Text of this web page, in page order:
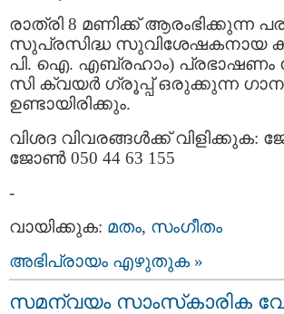
രാത്രി 8 മണിക്ക് ആരംഭിക്കുന്ന
സുപ്രസിദ്ധ സുവിശേഷകനായ
പി. ഐ. എബ്രഹാം) പ്രഭാഷണം
സി ക്വയര്‍ ഗ്രൂപ്പ് ഒരുക്കുന്ന
ഉണ്ടായിരിക്കും.
വിശദ വിവരങ്ങള്‍ക്ക്
ജോണ്‍ 050 44 63 155
-
വായിക്കുക: മതം, സംഗീതം
അഭിപ്രായം എഴുതുക »
സമന്വയം സാംസ്‌കാരിക